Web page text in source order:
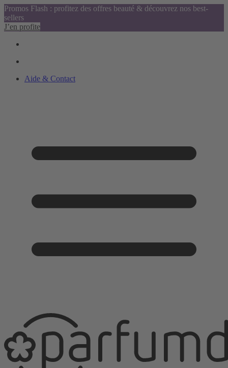
Promos Flash : profitez des offres beauté & découvrez nos best-
sellers
J’en profite
Aide & Contact